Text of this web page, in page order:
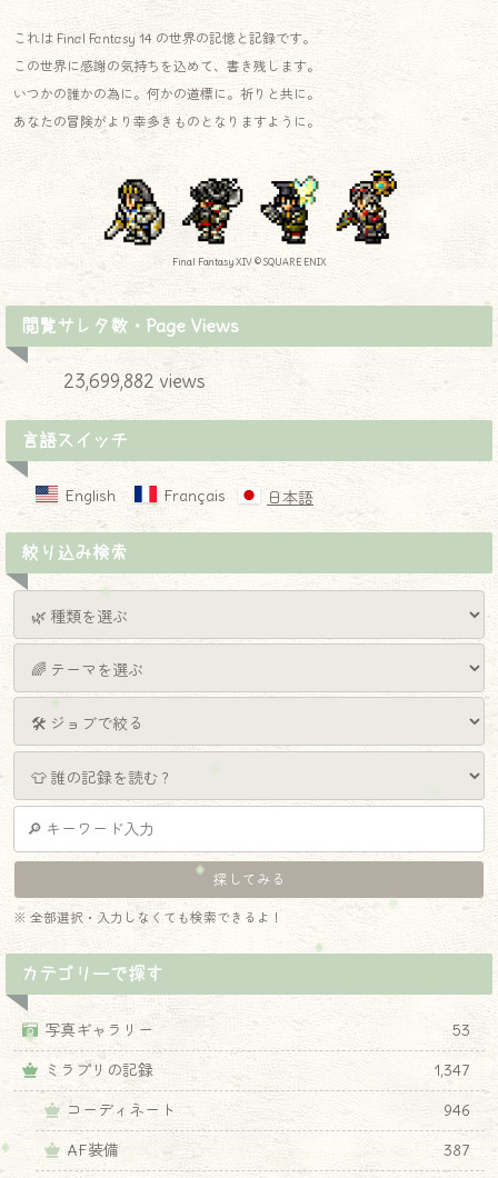
これは Final Fantasy 14 の世界の記憶と記録です。
この世界に感謝の気持ちを込めて、書き残します。
いつかの誰かの為に。何かの道標に。祈りと共に。
あなたの冒険がより幸多きものとなりますように。
Final Fantasy XIV © SQUARE ENIX
閲覧サレタ数・Page Views
23,699,882 views
言語スイッチ
English Français 日本語
絞り込み検索
※ 全部選択・入力しなくても検索できるよ！
カテゴリーで探す
写真ギャラリー
53
ミラプリの記録
1,347
コーディネート
946
AF装備
387